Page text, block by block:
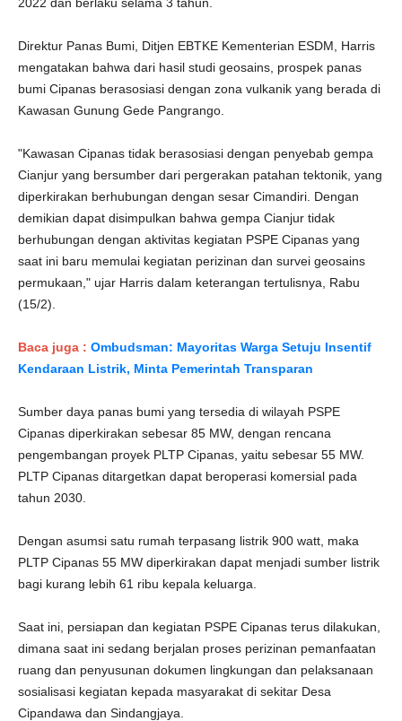
Direktur Panas Bumi, Ditjen EBTKE Kementerian ESDM, Harris
mengatakan bahwa dari hasil studi geosains, prospek panas
bumi Cipanas berasosiasi dengan zona vulkanik yang berada di
Kawasan Gunung Gede Pangrango.
"Kawasan Cipanas tidak berasosiasi dengan penyebab gempa
Cianjur yang bersumber dari pergerakan patahan tektonik, yang
diperkirakan berhubungan dengan sesar Cimandiri. Dengan
demikian dapat disimpulkan bahwa gempa Cianjur tidak
berhubungan dengan aktivitas kegiatan PSPE Cipanas yang
saat ini baru memulai kegiatan perizinan dan survei geosains
permukaan," ujar Harris dalam keterangan tertulisnya, Rabu
(15/2).
Baca juga : Ombudsman: Mayoritas Warga Setuju Insentif
Kendaraan Listrik, Minta Pemerintah Transparan
Sumber daya panas bumi yang tersedia di wilayah PSPE
Cipanas diperkirakan sebesar 85 MW, dengan rencana
pengembangan proyek PLTP Cipanas, yaitu sebesar 55 MW.
PLTP Cipanas ditargetkan dapat beroperasi komersial pada
tahun 2030.
Dengan asumsi satu rumah terpasang listrik 900 watt, maka
PLTP Cipanas 55 MW diperkirakan dapat menjadi sumber listrik
bagi kurang lebih 61 ribu kepala keluarga.
Saat ini, persiapan dan kegiatan PSPE Cipanas terus dilakukan,
dimana saat ini sedang berjalan proses perizinan pemanfaatan
ruang dan penyusunan dokumen lingkungan dan pelaksanaan
sosialisasi kegiatan kepada masyarakat di sekitar Desa
Cipandawa dan Sindangjaya.